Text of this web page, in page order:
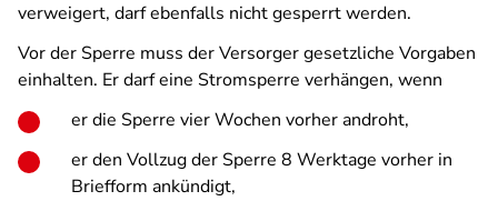
verweigert, darf ebenfalls nicht gesperrt werden.
Vor der Sperre muss der Versorger gesetzliche Vorgaben
einhalten. Er darf eine Stromsperre verhängen, wenn
er die Sperre vier Wochen vorher androht,
er den Vollzug der Sperre 8 Werktage vorher in
Briefform ankündigt,